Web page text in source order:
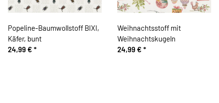
Popeline-Baumwollstoff BIXI,
Käfer, bunt
24,99 € *
Weihnachtsstoff mit
Weihnachtskugeln
24,99 € *